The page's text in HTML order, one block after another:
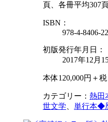
頁、各冊平均307
ISBN：
978-4-8406-
初版発行年月日：
2017年12月
本体120,000円＋税
カテゴリー： 熱
世文学
単行本◆